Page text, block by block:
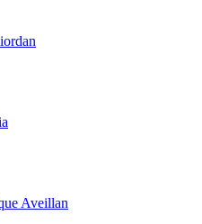
Aveillan